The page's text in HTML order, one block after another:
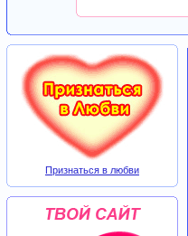
Признаться в любви